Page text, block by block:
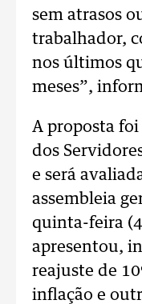
sem atrasos
trabalhador,
nos últimos
meses”,
A proposta
dos
e será
assembleia
quinta-feira
apresentou,
reajuste de
inflação e